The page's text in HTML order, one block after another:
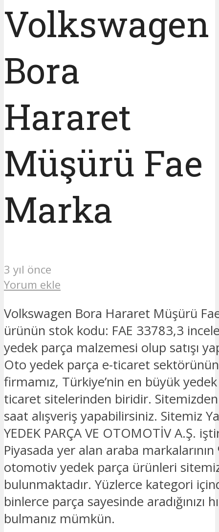
Volkswagen
Bora
Hararet
Müşürü Fae
Marka
3 yıl önce
Yorum ekle
Volkswagen Bora Hararet Müşürü
ürünün stok kodu: FAE 33783,3
yedek parça malzemesi olup satışı
Oto yedek parça e-ticaret
firmamız, Türkiye’nin en büyük
ticaret sitelerinden biridir.
saat alışveriş yapabilirsiniz. Sitemiz
YEDEK PARÇA VE OTOMOTİV A.Ş.
Piyasada yer alan araba markalarının
otomotiv yedek parça ürünleri
bulunmaktadır. Yüzlerce kategori
binlerce parça sayesinde aradığınızı
bulmanız mümkün.